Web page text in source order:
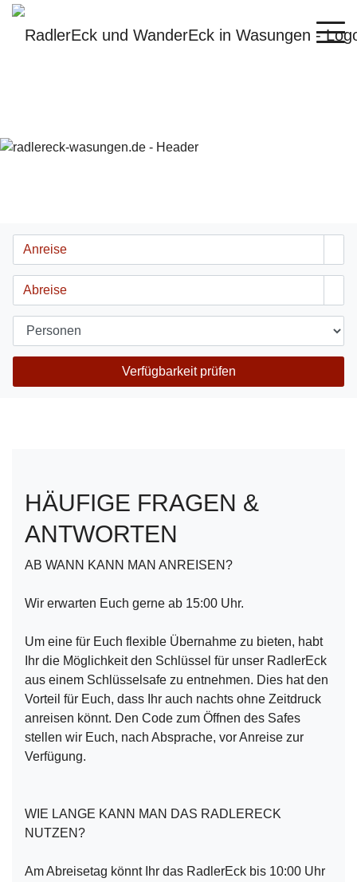
Verfügbarkeit prüfen
HÄUFIGE FRAGEN &
ANTWORTEN
AB WANN KANN MAN ANREISEN?
Wir erwarten Euch gerne ab 15:00 Uhr.
Um eine für Euch flexible Übernahme zu bieten, habt
Ihr die Möglichkeit den Schlüssel für unser RadlerEck
aus einem Schlüsselsafe zu entnehmen. Dies hat den
Vorteil für Euch, dass Ihr auch nachts ohne Zeitdruck
anreisen könnt. Den Code zum Öffnen des Safes
stellen wir Euch, nach Absprache, vor Anreise zur
Verfügung.
WIE LANGE KANN MAN DAS RADLERECK
NUTZEN?
Am Abreisetag könnt Ihr das RadlerEck bis 10:00 Uhr